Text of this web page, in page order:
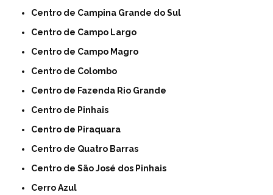
Centro de Campina Grande do Sul
Centro de Campo Largo
Centro de Campo Magro
Centro de Colombo
Centro de Fazenda Rio Grande
Centro de Pinhais
Centro de Piraquara
Centro de Quatro Barras
Centro de São José dos Pinhais
Cerro Azul